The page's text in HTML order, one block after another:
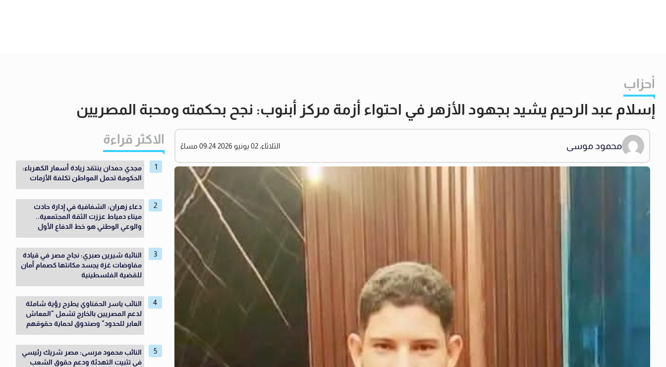
أحزاب
إسلام عبد الرحيم يشيد بجهود الأزهر في احتواء أزمة مركز أبنوب: نجح بحكمته ومحبة المصريين
محمود موسى الثلاثاء، 02 يونيو 2026 09:24 مساءً الاكثر قراءة
مجدي حمدان ينتقد زيادة أسعار الكهرباء:
الحكومة تحمل المواطن تكلفة الأزمات
دعاء زهران: الشفافية في إدارة حادث
ميناء دمياط عززت الثقة المجتمعية..
والوعي الوطني هو خط الدفاع الأول
النائبة شيرين صبري: نجاح مصر في قيادة
مفاوضات غزة يجسد مكانتها كصمام أمان
للقضية الفلسطينية
النائب ياسر الحفناوي يطرح رؤية شاملة
لدعم المصريين بالخارج تشمل "المعاش
العابر للحدود" وصندوق لحماية حقوقهم
النائب محمود مرسى: مصر شريك رئيسي
في تثبيت التهدئة ودعم حقوق الشعب